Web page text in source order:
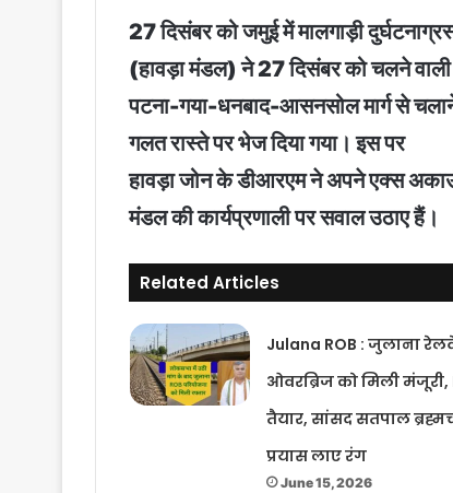
27 दिसंबर को जमुई में मालगाड़ी
(हावड़ा मंडल) ने 27 दिसंबर को चलने
पटना-गया-धनबाद-आसनसोल मार्ग से
गलत रास्ते पर भेज दिया गया। इस पर
हावड़ा जोन के डीआरएम ने अपने एक्स
मंडल की कार्यप्रणाली पर सवाल उठाए हैं।
Related Articles
Julana ROB : जुलाना
ओवरब्रिज को मिली मंजूरी,
तैयार, सांसद सतपाल
प्रयास लाए रंग
June 15, 2026